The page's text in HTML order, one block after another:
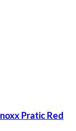
Pratic Red